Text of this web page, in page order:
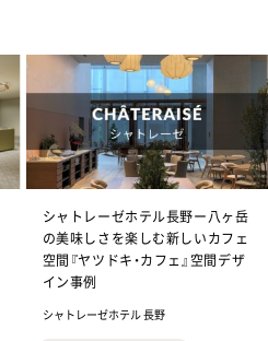
シャトレーゼホテル長野ー八ヶ岳
の美味しさを楽しむ新しいカフェ
空間『ヤツドキ・カフェ』空間デザ
イン事例
シャトレーゼホテル 長野